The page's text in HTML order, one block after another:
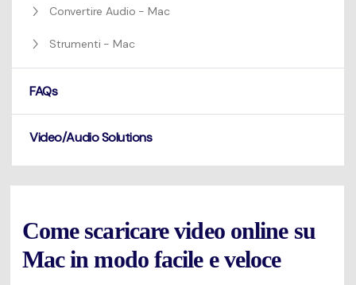
Convertire Audio - Mac
Strumenti - Mac
FAQs
Video/Audio Solutions
Come scaricare video online su
Mac in modo facile e veloce